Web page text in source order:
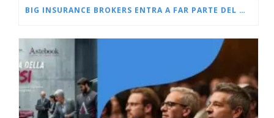
BIG INSURANCE BROKERS ENTRA A FAR PARTE DEL MUDA, IL MUSEO DELL’ASSICURAZIONE DI MILANO